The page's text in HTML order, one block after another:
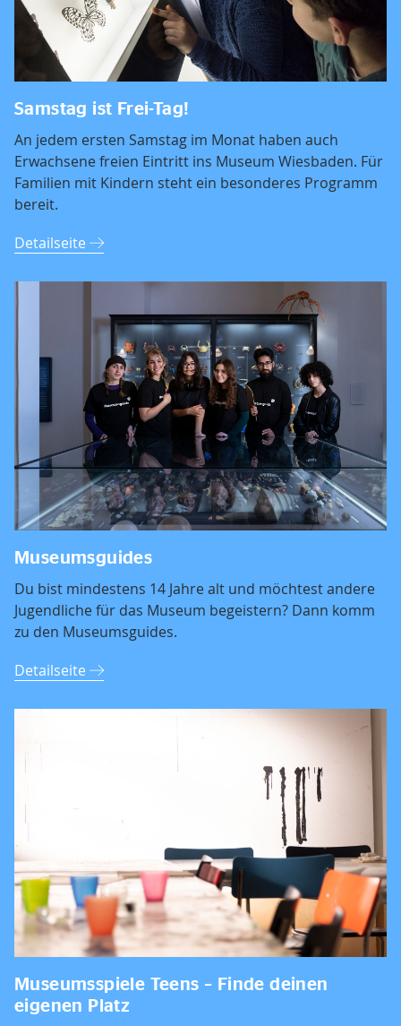
Samstag ist Frei-Tag!
An jedem ersten Samstag im Monat haben auch
Erwachsene freien Eintritt ins Museum Wiesbaden. Für
Familien mit Kindern steht ein besonderes Programm
bereit.
Detailseite
Museumsguides
Du bist mindestens 14 Jahre alt und möchtest andere
Jugendliche für das Museum begeistern? Dann komm
zu den Museumsguides.
Detailseite
Museumsspiele Teens – Finde deinen
eigenen Platz